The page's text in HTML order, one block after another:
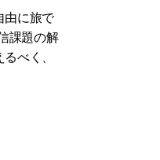
由に旅で
課題の解
べく、